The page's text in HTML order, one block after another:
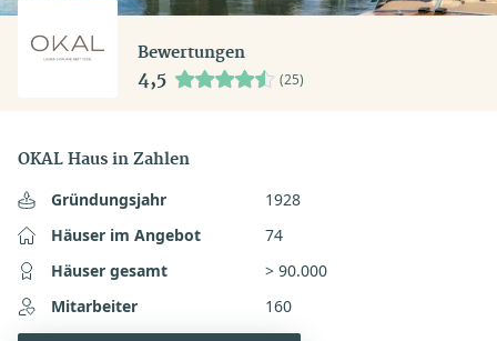
Bewertungen
4,5 (25)
OKAL Haus in Zahlen
Gründungsjahr
1928
Häuser im Angebot
74
Häuser gesamt
> 90.000
Mitarbeiter
160